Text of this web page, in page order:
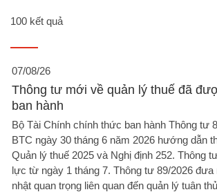
100 kết quả
07/08/26
Thông tư mới về quản lý thuế đã
ban hành
Bộ Tài Chính chính thức ban hành Thông tư
BTC ngày 30 tháng 6 năm 2026 hướng dẫn
Quản lý thuế 2025 và Nghị định 252. Thông
lực từ ngày 1 tháng 7. Thông tư 89/2026 đưa
nhật quan trọng liên quan đến quản lý tuân